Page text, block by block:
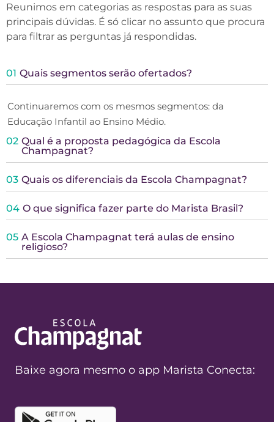
Reunimos em categorias as respostas para as suas
principais dúvidas. É só clicar no assunto que procura
para filtrar as perguntas já respondidas.
01 Quais segmentos serão ofertados?
Continuaremos com os mesmos segmentos: da
Educação Infantil ao Ensino Médio.
02 Qual é a proposta pedagógica da Escola
Champagnat?
03 Quais os diferenciais da Escola Champagnat?
04 O que significa fazer parte do Marista Brasil?
05 A Escola Champagnat terá aulas de ensino
religioso?
Baixe agora mesmo o app Marista Conecta: